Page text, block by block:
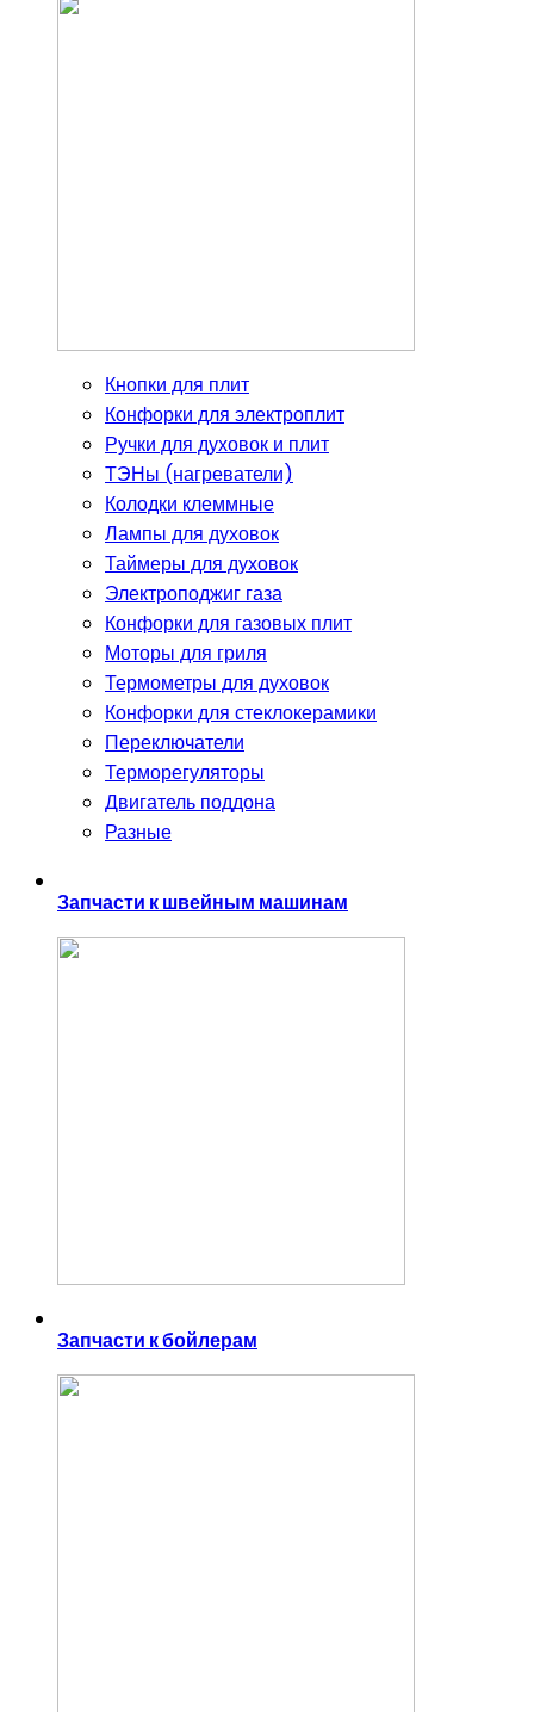
Кнопки для плит
Конфорки для электроплит
Ручки для духовок и плит
ТЭНы (нагреватели)
Колодки клеммные
Лампы для духовок
Таймеры для духовок
Электроподжиг газа
Конфорки для газовых плит
Моторы для гриля
Термометры для духовок
Конфорки для стеклокерамики
Переключатели
Терморегуляторы
Двигатель поддона
Разные
Запчасти к швейным машинам
Запчасти к бойлерам